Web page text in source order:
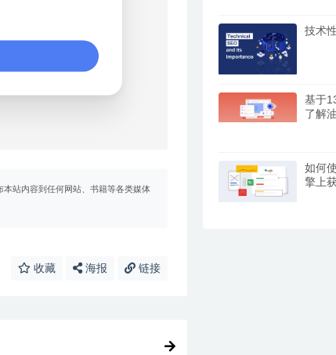
站内容到任何网站、书籍等各类媒体
收藏 海报 链接
技术
基于
了解
如何
擎上